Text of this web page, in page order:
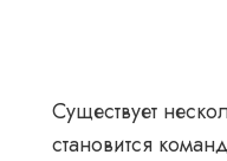
Существует
становится